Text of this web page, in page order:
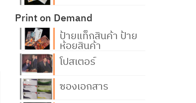
Print on Demand
ป้ายแท็กสินค้า ป้าย
ห้อยสินค้า
โปสเตอร์
ซองเอกสาร